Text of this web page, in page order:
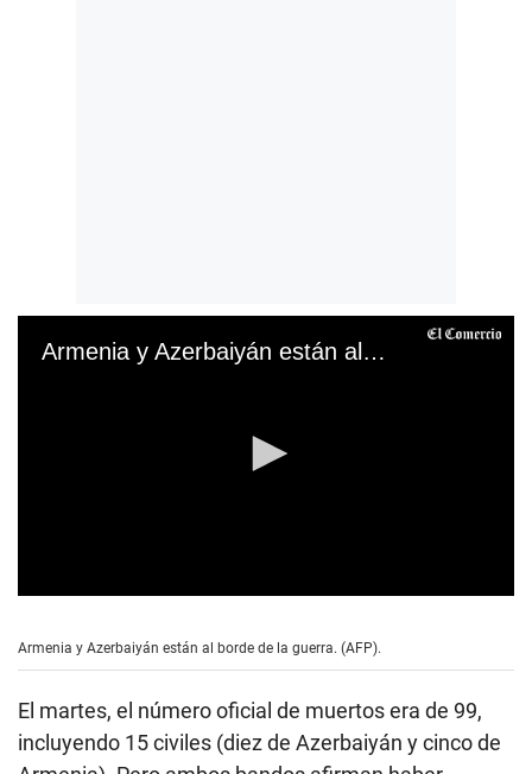
Armenia y Azerbaiyán están al borde de la guerra. (AFP).
e
n
d
s
o
Armenia y Azerbaiyán están al borde de la guerra. (AFP).
El martes, el número oficial de muertos era de 99,
incluyendo 15 civiles (diez de Azerbaiyán y cinco de